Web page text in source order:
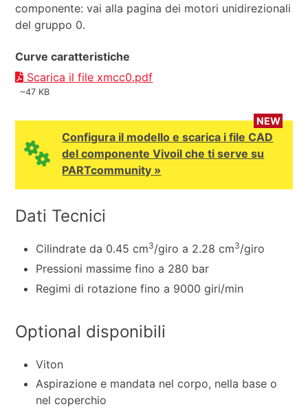
componente: vai alla pagina dei motori unidirezionali
del gruppo 0.
Curve caratteristiche
Scarica il file xmcc0.pdf
~47 KB
NEW
Configura il modello e scarica i file CAD
del componente Vivoil che ti serve su
PARTcommunity »
Dati Tecnici
Cilindrate da 0.45 cm3/giro a 2.28 cm3/giro
Pressioni massime fino a 280 bar
Regimi di rotazione fino a 9000 giri/min
Optional disponibili
Viton
Aspirazione e mandata nel corpo, nella base o
nel coperchio